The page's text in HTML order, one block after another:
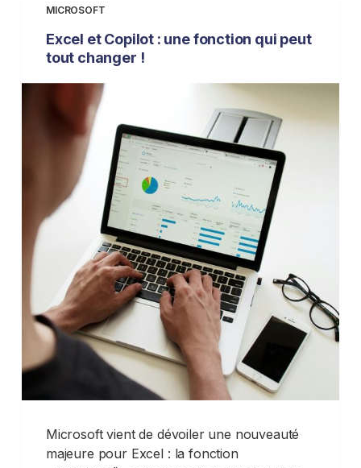
MICROSOFT
Excel et Copilot : une fonction qui peut
tout changer !
Microsoft vient de dévoiler une nouveauté
majeure pour Excel : la fonction